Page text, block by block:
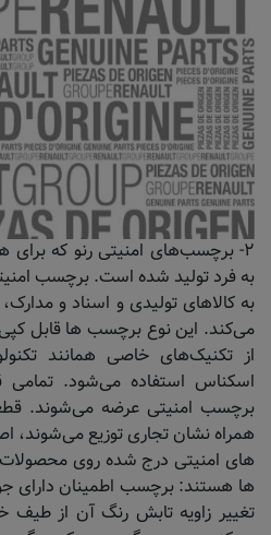
۲- برچسب‌های امنیتی رنو که
به فرد تولید شده است. برچسب
به کالاهای تولیدی و اسناد و
می‌کند. این نوع برچسب ها قابل
از تکنیک‌های خاصی همانند
اسکناس استفاده می‌شود. تمامی
برچسب امنیتی عرضه می‌شوند.
همراه نشان تجاری توزیع می‌شوند،
های امنیتی درج شده روی
ها هستند: برچسب اطمینان دارای
تغییر زاویه تابش رنگ آن از طیف